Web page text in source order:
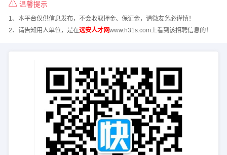
温馨提示
1、本平台仅供信息发布，不会收取押金、保证金，请微友务必谨慎！
2、请告知用人单位，是在远安人才网www.h31s.com上看到该招聘信息的！